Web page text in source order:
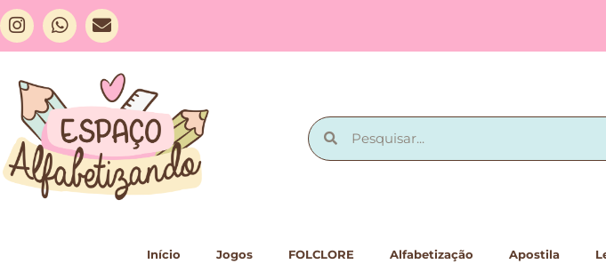
Início Jogos FOLCLORE Alfabetização Apostila